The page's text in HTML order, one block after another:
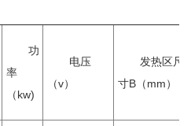
功
率
（kw)
电压
（v）
发热区尺
寸B（mm）